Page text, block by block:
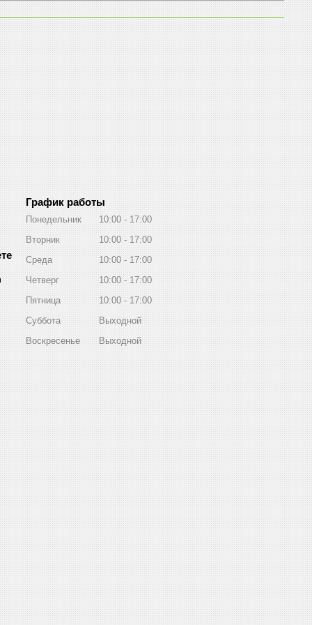
График работы
Понедельник 10:00
17:00
Вторник
10:00
17:00
Среда
10:00
17:00
Четверг
10:00
17:00
Пятница
10:00
17:00
Суббота
Выходной
Воскресенье
Выходной